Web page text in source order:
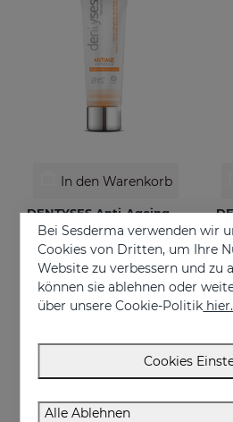
In den Warenkorb
DENTYSES Anti-Ageing Toothpaste
Toothpaste that prevents the signs of oral ageing
€ 9,95
Bei Sesderma verwenden wir
Cookies von Dritten, um Ihre
Website zu verbessern und zu
können sie ablehnen oder
über unsere Cookie-Politik hier.
Cookies
Alle Ablehnen